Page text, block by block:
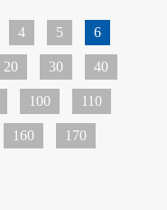
4 5 6
20 30 40
100 110
160 170